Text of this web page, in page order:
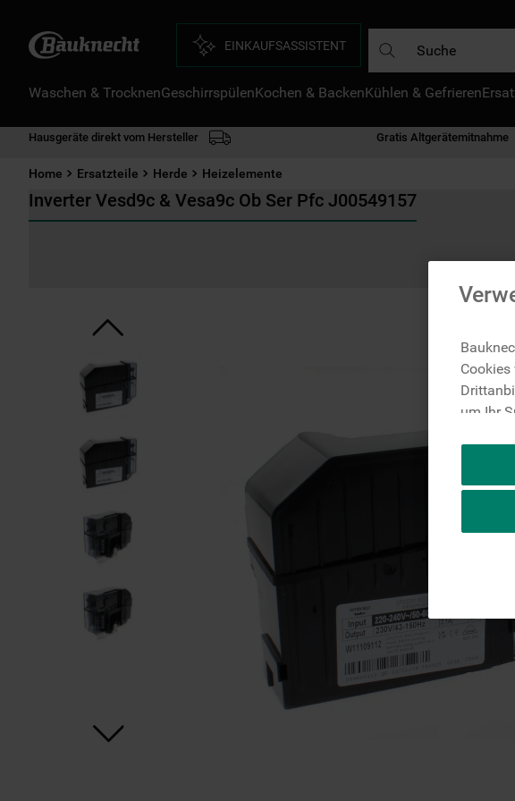
EINKAUFSASSISTENT
Waschen & TrocknenGeschirrspülenKochen & BackenKühlen & Gefrieren
Hausgeräte direkt vom Hersteller Gratis Altgerätemitnahme
Home Ersatzteile Herde Heizelemente
Inverter Vesd9c & Vesa9c Ob Ser Pfc J00549157
um Ihr
um die
DIE HÄUFIGSTEN
gefrierschrank
kühl-